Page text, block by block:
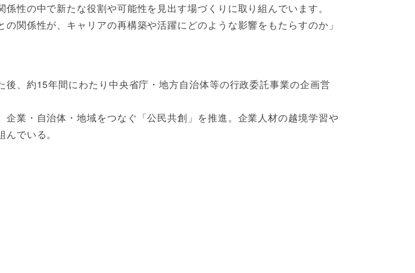
性の中で新たな役割や可能性を見出す場づくりに取り組んでいます。
関係性が、キャリアの再構築や活躍にどのような影響をもたらすのか」
、約15年間にわたり中央省庁・地方自治体等の行政委託事業の企画営
業・自治体・地域をつなぐ「公民共創」を推進。企業人材の越境学習や
でいる。